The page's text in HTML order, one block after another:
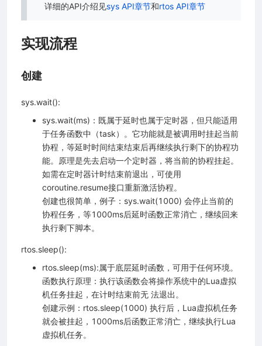
网开放平台)
buffer数据格式）
详细的API介绍见sys API章节和rtos API章节
实现流程
创建
sys.wait():
sys.wait(ms)：既属于延时也属于定时器，但只能适用
于任务函数中（task）。它功能就是被调用时挂起当前
协程，等延时时间结束结束后再继续执行剩下的协程功
能。原理是先去启动一个定时器，将当前的协程挂起。
如需在定时器计时结束前退出，可使用
coroutine.resume接口重新激活协程。
创建也很简单，例子：sys.wait(1000) 会停止当前的
协程任务，等1000ms后延时函数正常消亡，继续回来
执行剩下脚本。
rtos.sleep():
rtos.sleep(ms):属于底层延时函数，可用于任何环境。
函数执行原理：执行该函数会将操作系统中的Lua虚拟
机任务挂起，在计时结束前无 法退出。
创建示例：rtos.sleep(1000) 执行后，Lua虚拟机任务
就会被挂起，1000ms后函数正常消亡，继续执行Lua
虚拟机任务。